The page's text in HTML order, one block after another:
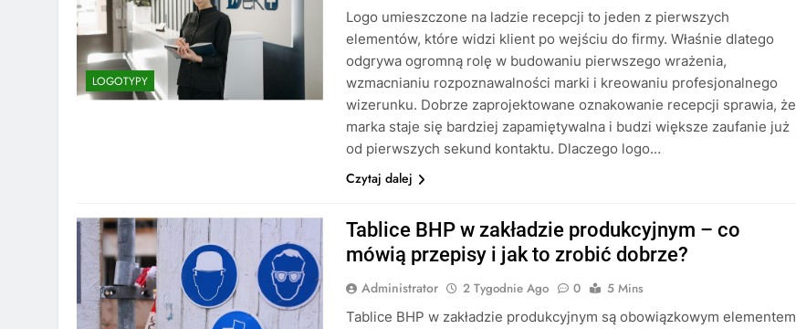
LOGOTYPY
Logo umieszczone na ladzie recepcji to jeden z pierwszych
elementów, które widzi klient po wejściu do firmy. Właśnie dlatego
odgrywa ogromną rolę w budowaniu pierwszego wrażenia,
wzmacnianiu rozpoznawalności marki i kreowaniu profesjonalnego
wizerunku. Dobrze zaprojektowane oznakowanie recepcji sprawia, że
marka staje się bardziej zapamiętywalna i budzi większe zaufanie już
od pierwszych sekund kontaktu. Dlaczego logo…
Czytaj dalej
Tablice BHP w zakładzie produkcyjnym – co
mówią przepisy i jak to zrobić dobrze?
Administrator 2 Tygodnie Ago 0
5 Mins
Tablice BHP w zakładzie produkcyjnym są obowiązkowym elementem